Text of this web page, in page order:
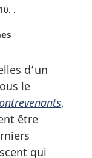
d’un
le
,
être
qui